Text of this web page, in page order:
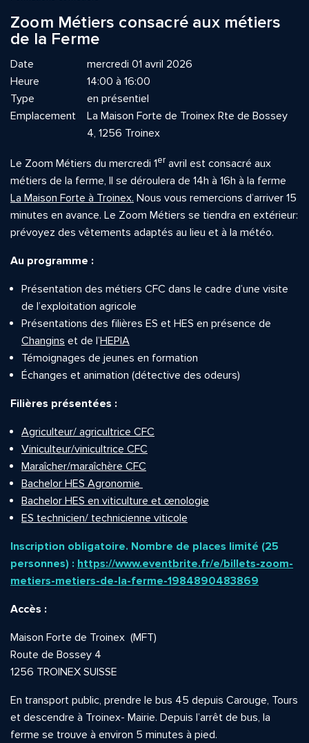
Zoom Métiers consacré aux métiers
de la Ferme
Date
mercredi 01 avril 2026
Heure
14:00 à 16:00
Type
en présentiel
Emplacement
La Maison Forte de Troinex Rte de Bossey
4, 1256 Troinex
Le Zoom Métiers du mercredi 1er avril est consacré aux
métiers de la ferme, Il se déroulera de 14h à 16h à la ferme
La Maison Forte à Troinex. Nous vous remercions d’arriver 15
minutes en avance. Le Zoom Métiers se tiendra en extérieur:
prévoyez des vêtements adaptés au lieu et à la météo.
Au programme :
Présentation des métiers CFC dans le cadre d’une visite
de l’exploitation agricole
Présentations des filières ES et HES en présence de
Changins et de l’HEPIA
Témoignages de jeunes en formation
Échanges et animation (détective des odeurs)
Filières présentées :
Agriculteur/ agricultrice CFC
Viniculteur/vinicultrice CFC
Maraîcher/maraîchère CFC
Bachelor HES Agronomie
Bachelor HES en viticulture et œnologie
ES technicien/ technicienne viticole
Inscription obligatoire. Nombre de places limité (25
personnes) : https://www.eventbrite.fr/e/billets-zoom-
metiers-metiers-de-la-ferme-1984890483869
Accès :
Maison Forte de Troinex (MFT)
Route de Bossey 4
1256 TROINEX SUISSE
En transport public, prendre le bus 45 depuis Carouge, Tours
et descendre à Troinex- Mairie. Depuis l’arrêt de bus, la
ferme se trouve à environ 5 minutes à pied.